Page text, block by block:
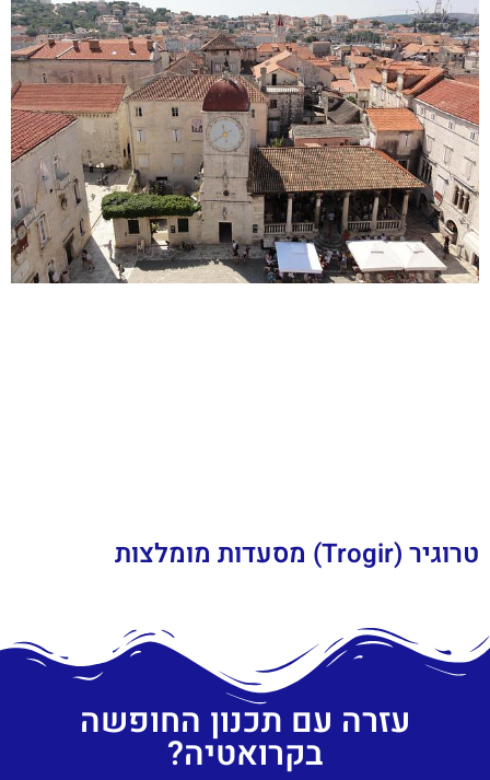
טרוגיר (Trogir) מסעדות מומלצות
עזרה עם תכנון החופשה
בקרואטיה?